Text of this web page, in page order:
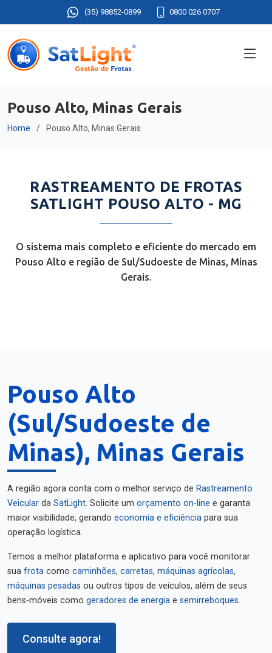
(35) 98852-0899 0800 026 0707
Pouso Alto, Minas Gerais
Home Pouso Alto, Minas Gerais
RASTREAMENTO DE FROTAS
SATLIGHT POUSO ALTO - MG
O sistema mais completo e eficiente do mercado em
Pouso Alto e região de Sul/Sudoeste de Minas, Minas
Gerais.
Pouso Alto
(Sul/Sudoeste de
Minas), Minas Gerais
A região agora conta com o melhor serviço de Rastreamento
Veicular da SatLight. Solicite um orçamento on-line e garanta
maior visibilidade, gerando economia e eficiência para sua
operação logística.
Temos a melhor plataforma e aplicativo para você monitorar
sua frota como caminhões, carretas, máquinas agrícolas,
máquinas pesadas ou outros tipos de veículos, além de seus
bens-móveis como geradores de energia e semirreboques.
Consulte agora!